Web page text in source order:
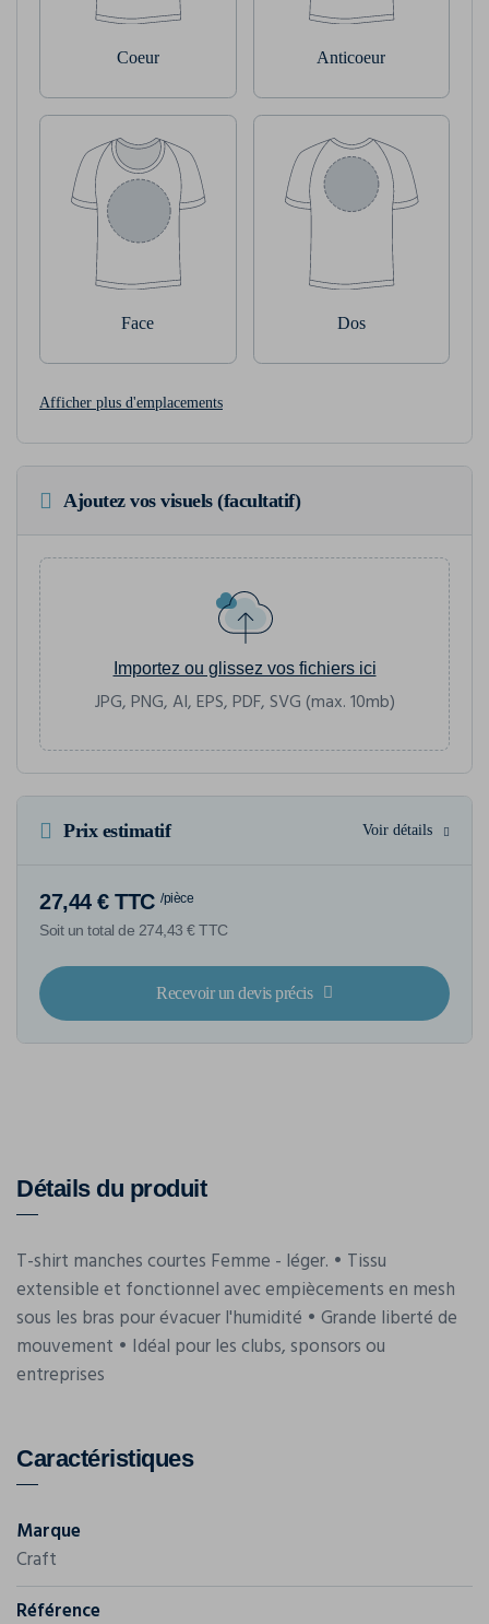
Coeur Anticoeur
Face Dos
Afficher plus d'emplacements
Ajoutez vos visuels (facultatif)
Importez ou glissez vos fichiers ici
JPG, PNG, AI, EPS, PDF, SVG (max. 10mb)
Prix estimatif Voir détails
27,44 € TTC /pièce
Soit un total de 274,43 € TTC
Recevoir un devis précis
Détails du produit
T-shirt manches courtes Femme - léger. • Tissu
extensible et fonctionnel avec empiècements en mesh
sous les bras pour évacuer l'humidité • Grande liberté de
mouvement • Idéal pour les clubs, sponsors ou
entreprises
Caractéristiques
Marque
Craft
Référence